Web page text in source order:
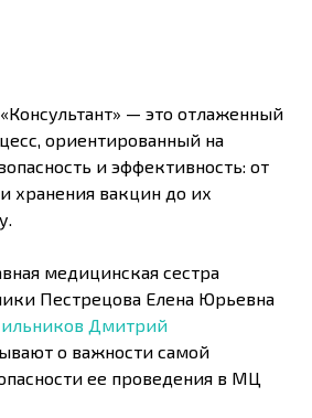
— это отлаженный
ориентированный на
и эффективность: от
хранения вакцин до их
медицинская сестра
Пестрецова Елена Юрьевна
Дмитрий
о важности самой
ее проведения в МЦ